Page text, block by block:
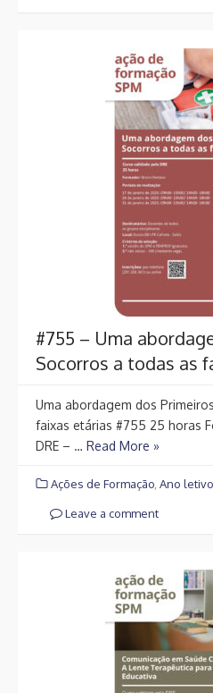
#755 – Uma
Socorros a todas as
Uma abordagem dos
faixas etárias #755 25 horas
DRE – … Read More »
Ações de Formação Ano
Leave a comment